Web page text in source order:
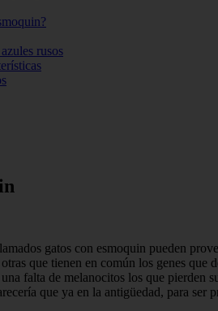
rusos
gatos con esmoquin pueden
que tienen en común los genes
falta de melanocitos los que
que ya en la antigüedad, para ser